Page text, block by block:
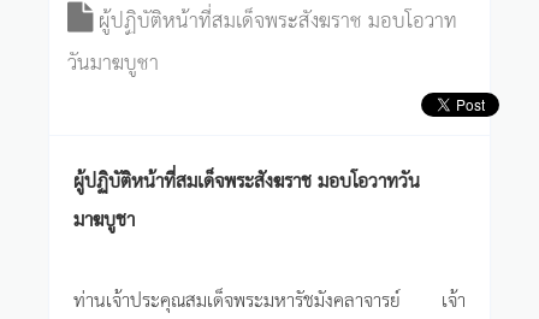
ผู้ปฏิบัติหน้าที่สมเด็จพระสังฆราช มอบโอวาท
วันมาฆบูชา
ผู้ปฏิบัติหน้าที่สมเด็จพระสังฆราช มอบโอวาทวัน
มาฆบูชา
ท่านเจ้าประคุณสมเด็จพระมหารัชมังคลาจารย์ เจ้า